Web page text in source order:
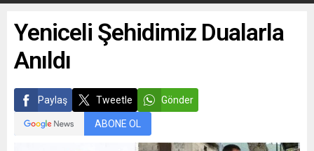
Yeniceli Şehidimiz Dualarla
Anıldı
Paylaş Tweetle Gönder
ABONE OL